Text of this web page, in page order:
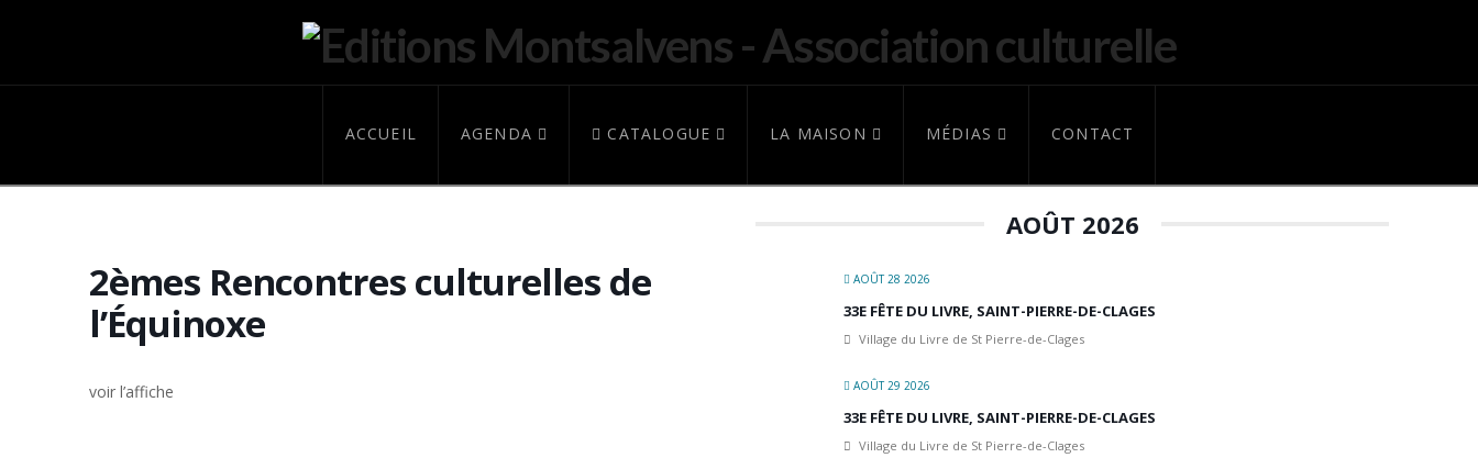
ACCUEIL AGENDA CATALOGUE LA MAISON MÉDIAS CONTACT
2èmes Rencontres culturelles de
l’Équinoxe
voir l’affiche
AOÛT 2026
AOÛT 28 2026
33E FÊTE DU LIVRE, SAINT-PIERRE-DE-CLAGES
Village du Livre de St Pierre-de-Clages
AOÛT 29 2026
33E FÊTE DU LIVRE, SAINT-PIERRE-DE-CLAGES
Village du Livre de St Pierre-de-Clages